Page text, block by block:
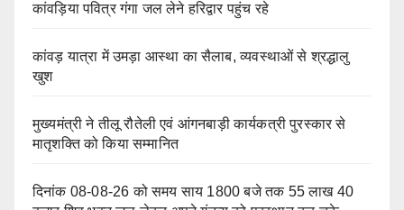
कांवड़िया पवित्र गंगा जल लेने हरिद्वार पहुंच रहे
कांवड़ यात्रा में उमड़ा आस्था का सैलाब, व्यवस्थाओं से श्रद्धालु
खुश
मुख्यमंत्री ने तीलू रौतेली एवं आंगनबाड़ी कार्यकत्री पुरस्कार से
मातृशक्ति को किया सम्मानित
दिनांक 08-08-26 को समय साय 1800 बजे तक 55 लाख 40